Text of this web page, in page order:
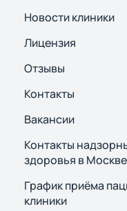
Новости клиники
Лицензия
Отзывы
Контакты
Вакансии
Контакты
здоровья в Москве
График приёма
клиники